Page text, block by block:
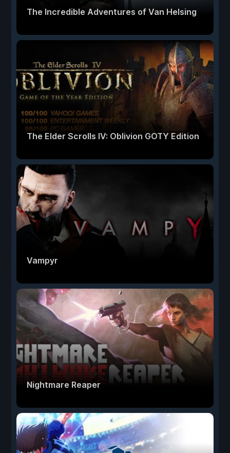
The Incredible Adventures of Van Helsing
The Elder Scrolls IV: Oblivion GOTY Edition
Vampyr
Nightmare Reaper